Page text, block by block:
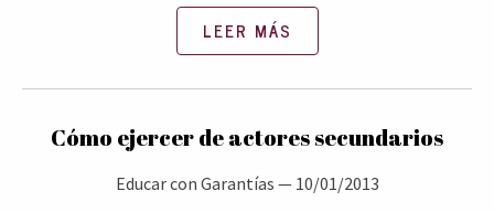
LEER MÁS
Cómo ejercer de actores secundarios
Educar con Garantías — 10/01/2013